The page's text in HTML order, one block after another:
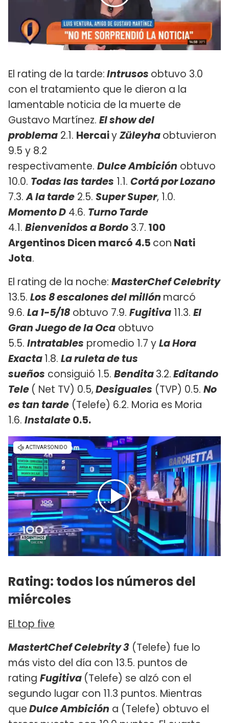
El rating de la tarde:Intrusos obtuvo 3.0
con el tratamiento que le dieron a la
lamentable noticia de la muerte de
Gustavo Martínez. El show del
problema 2.1. HercaiyZüleyhaobtuvieron
9.5 y 8.2
respectivamente. DulceAmbición obtuvo
10.0. Todas las tardes 1.1. Cortá por Lozano
7.3.A la tarde 2.5. Super Super, 1.0.
Momento D 4.6. Turno Tarde
4.1. Bienvenidos a Bordo 3.7. 100
Argentinos Dicen marcó 4.5 con Nati
Jota.
El rating de la noche: MasterChef Celebrity
13.5. Los 8 escalones del millón marcó
9.6. La 1-5/18 obtuvo 7.9. Fugitiva 11.3. El
Gran Juego de la Oca obtuvo
5.5. Intratables promedio 1.7 y ​La Hora
Exacta1.8. La ruleta de tus
sueños consiguió 1.5. Bendita3.2.Editando
Tele ( Net TV) 0.5,Desiguales (TVP) 0.5. No
es tan tarde (Telefe) 6.2. Moria es Moria
1.6. Instalate0.5.
Rating: todos los números del
miércoles
El top five
MastertChef Celebrity 3 (Telefe) fue lo
más visto del día con 13.5. puntos de
rating Fugitiva (Telefe) se alzó con el
segundo lugar con 11.3 puntos. Mientras
queDulce Ambición a (Telefe) obtuvo el